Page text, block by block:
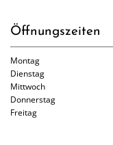
Öffnungszeiten
Montag
Dienstag
Mittwoch
Donnerstag
Freitag